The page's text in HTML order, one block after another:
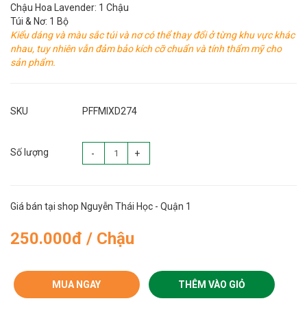
Chậu Hoa Lavender: 1 Chậu
Túi & Nơ: 1 Bộ
Kiểu dáng và màu sắc túi và nơ có thể thay đổi ở từng khu vực khác
nhau, tuy nhiên vẫn đảm bảo kích cỡ chuẩn và tính thẩm mỹ cho
sản phẩm.
SKU PFFMIXD274
Số lượng - +
Giá bán tại shop Nguyễn Thái Học - Quận 1
250.000đ / Chậu
MUA NGAY THÊM VÀO GIỎ